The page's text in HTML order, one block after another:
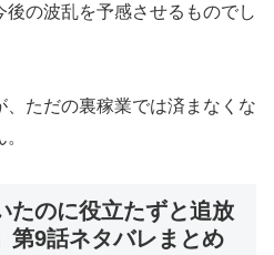
後の波乱を予感させるものでし
ただの裏稼業では済まなくな
たのに役立たずと追放
第9話ネタバレまとめ